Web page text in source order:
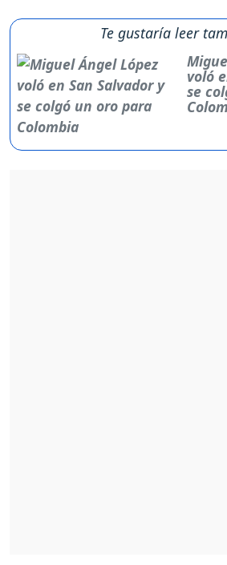
Te gustaría leer
voló
se